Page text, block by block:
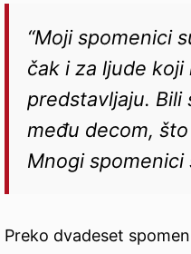
“Moji spomenici
čak i za ljude
predstavljaju.
među decom,
Mnogi spomenici
Preko dvadeset